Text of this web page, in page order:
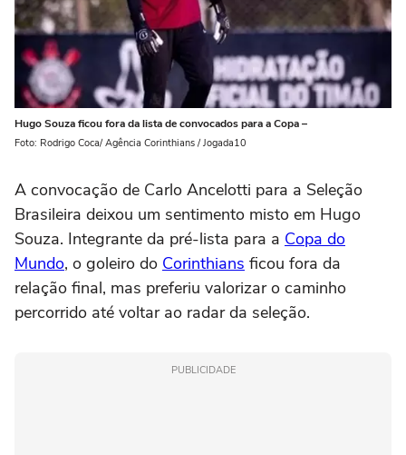
Hugo Souza ficou fora da lista de convocados para a Copa –
Foto: Rodrigo Coca/ Agência Corinthians / Jogada10
A convocação de Carlo Ancelotti para a Seleção
Brasileira deixou um sentimento misto em Hugo
Souza. Integrante da pré-lista para a Copa do
Mundo, o goleiro do Corinthians ficou fora da
relação final, mas preferiu valorizar o caminho
percorrido até voltar ao radar da seleção.
PUBLICIDADE